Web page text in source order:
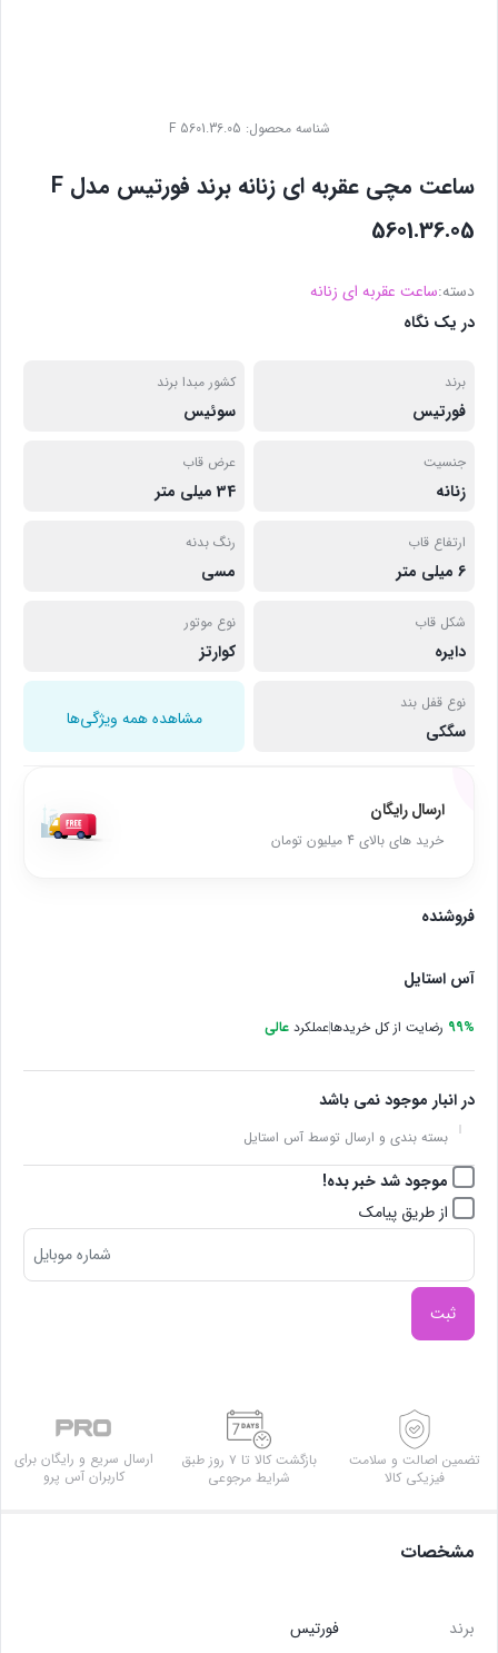
شناسه محصول: F 5601.36.05
ساعت مچی عقربه ای زنانه برند فورتیس مدل F
5601.36.05
دسته:ساعت عقربه ای زنانه
در یک نگاه
برند
فورتیس
کشور مبدا برند
سوئیس
جنسیت
زنانه
عرض قاب
34 میلی متر
ارتفاع قاب
6 میلی متر
رنگ بدنه
مسی
شکل قاب
دایره
نوع موتور
کوارتز
نوع قفل بند
سگکی
مشاهده همه ویژگی‌ها
ارسال رایگان
خرید های بالای 4 میلیون تومان
فروشنده
آس استایل
99% رضایت از کل خریدهاعملکرد عالی
در انبار موجود نمی باشد
بسته بندی و ارسال توسط آس استایل
موجود شد خبر بده!
از طریق پیامک
ثبت
تضمین اصالت و سلامت
فیزیکی کالا
بازگشت کالا تا ۷ روز طبق
شرایط مرجوعی
ارسال سریع و رایگان برای
کاربران آس پرو
مشخصات
برند فورتیس